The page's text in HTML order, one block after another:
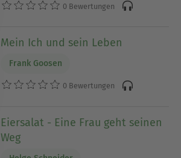
0 Bewertungen
Mein Ich und sein Leben
Frank Goosen
0 Bewertungen
Eiersalat - Eine Frau geht seinen
Weg